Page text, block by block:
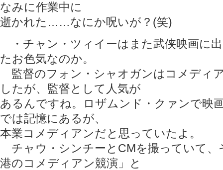
なみに作業中に
逝かれた……なにか呪いが？(笑)
・チャン・ツィイーはまた武侠映画に
たお色気なのか。
監督のフォン・シャオガンはコメディ
したが、監督として人気が
あるんですね。ロザムンド・クァンで映
では記憶にあるが、
本業コメディアンだと思っていたよ。
チャウ・シンチーとCMを撮っていて、
港のコメディアン競演」と